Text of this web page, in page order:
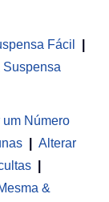
Fácil
Suspensa
Número
Alterar
&